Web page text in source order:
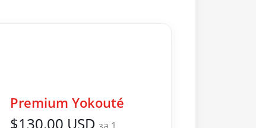
Premium Yokouté
$130.00 USD